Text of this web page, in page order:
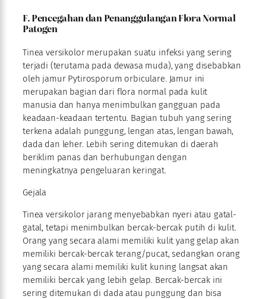
F. Pencegahan dan Penanggulangan Flora Normal
Patogen
Tinea versikolor merupakan suatu infeksi yang sering
terjadi (terutama pada dewasa muda), yang disebabkan
oleh jamur Pytirosporum orbiculare. Jamur ini
merupakan bagian dari flora normal pada kulit
manusia dan hanya menimbulkan gangguan pada
keadaan-keadaan tertentu. Bagian tubuh yang sering
terkena adalah punggung, lengan atas, lengan bawah,
dada dan leher. Lebih sering ditemukan di daerah
beriklim panas dan berhubungan dengan
meningkatnya pengeluaran keringat.
Gejala
Tinea versikolor jarang menyebabkan nyeri atau gatal-
gatal, tetapi menimbulkan bercak-bercak putih di kulit.
Orang yang secara alami memiliki kulit yang gelap akan
memiliki bercak-bercak terang/pucat, sedangkan orang
yang secara alami memiliki kulit kuning langsat akan
memiliki bercak yang lebih gelap. Bercak-bercak ini
sering ditemukan di dada atau punggung dan bisa